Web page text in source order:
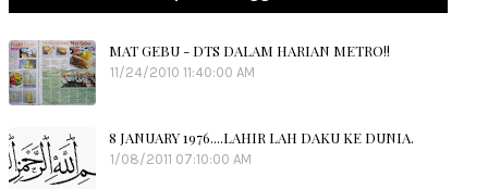
MAT GEBU - DTS DALAM HARIAN METRO!!
11/24/2010 11:40:00 AM
8 JANUARY 1976....LAHIR LAH DAKU KE DUNIA.
1/08/2011 07:10:00 AM